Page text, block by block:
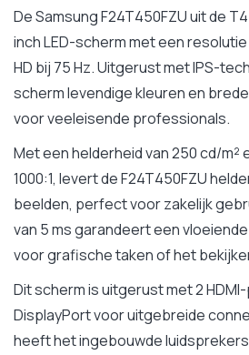
De Samsung F24T450FZU uit de
inch LED-scherm met een resolutie
HD bij 75 Hz. Uitgerust met IPS-
scherm levendige kleuren en
voor veeleisende professionals.
Met een helderheid van 250 cd/m²
1000:1, levert de F24T450FZU
beelden, perfect voor zakelijk
van 5 ms garandeert een
voor grafische taken of het
Dit scherm is uitgerust met 2
DisplayPort voor uitgebreide
heeft het ingebouwde